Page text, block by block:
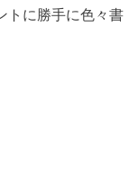
トに勝手に色々書